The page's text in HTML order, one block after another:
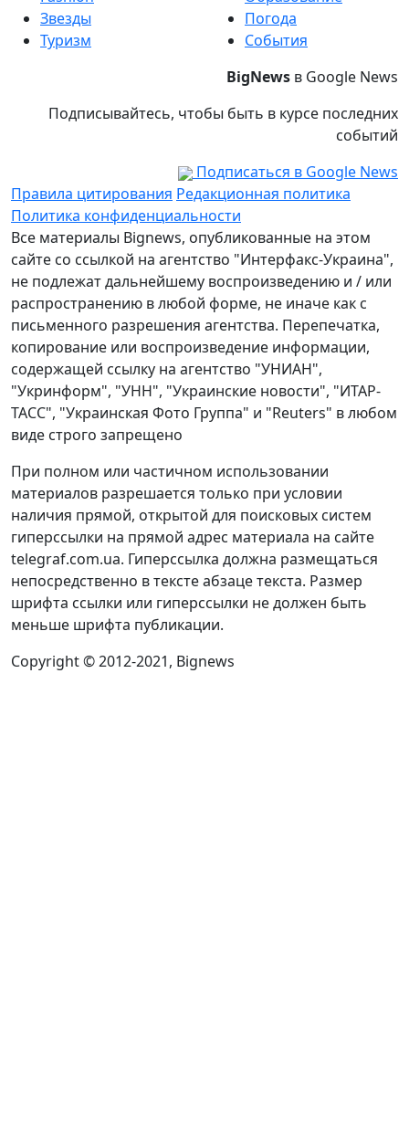
Звезды
Туризм
Погода
События
BigNews в Google News
Подписывайтесь, чтобы быть в курсе последних
событий
Подписаться в Google News
Правила цитирования Редакционная политика
Политика конфиденциальности
Все материалы Bignews, опубликованные на этом
сайте со ссылкой на агентство "Интерфакс-Украина",
не подлежат дальнейшему воспроизведению и / или
распространению в любой форме, не иначе как с
письменного разрешения агентства. Перепечатка,
копирование или воспроизведение информации,
содержащей ссылку на агентство "УНИАН",
"Укринформ", "УНН", "Украинские новости", "ИТАР-
ТАСС", "Украинская Фото Группа" и "Reuters" в любом
виде строго запрещено
При полном или частичном использовании
материалов разрешается только при условии
наличия прямой, открытой для поисковых систем
гиперссылки на прямой адрес материала на сайте
telegraf.com.ua. Гиперссылка должна размещаться
непосредственно в тексте абзаце текста. Размер
шрифта ссылки или гиперссылки не должен быть
меньше шрифта публикации.
Copyright © 2012-2021, Bignews